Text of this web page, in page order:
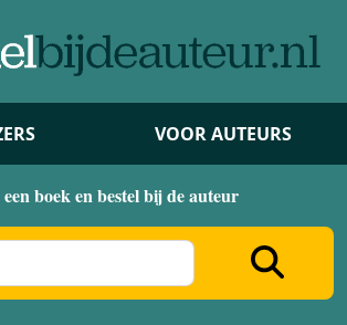
VOOR AUTEURS
boek en bestel bij de auteur